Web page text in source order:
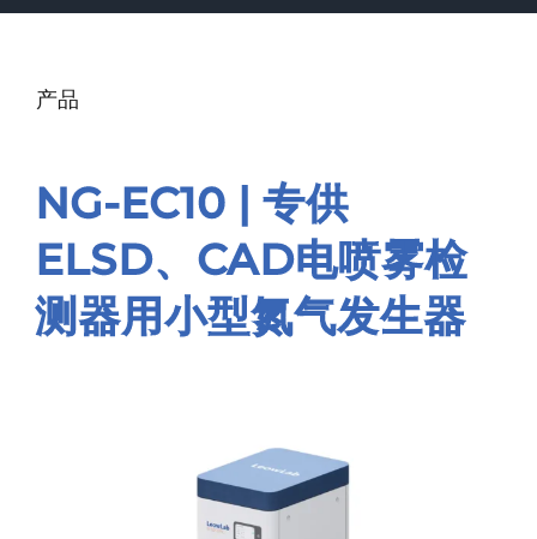
新闻资讯
资源中心
产品
NG-EC10 | 专供
ELSD、CAD电喷雾检
测器用小型氮气发生器